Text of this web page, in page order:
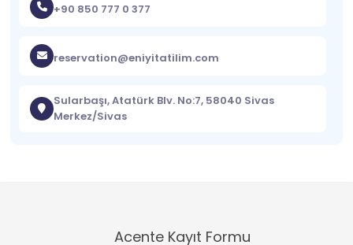
+90 850 777 0 377
reservation@eniyitatilim.com
Sularbaşı, Atatürk Blv. No:7, 58040 Sivas
Merkez/Sivas
Acente Kayıt Formu